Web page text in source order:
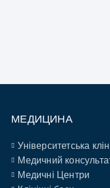
МЕДИЦИНА
Університетська
Медичний
Медичні Центри